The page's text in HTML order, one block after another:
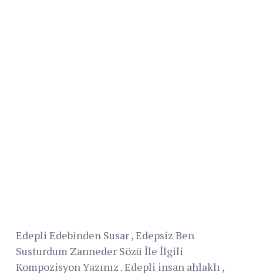
Edepli Edebinden Susar , Edepsiz Ben
Susturdum Zanneder Sözü İle İlgili
Kompozisyon Yazınız . Edepli insan ahlaklı ,